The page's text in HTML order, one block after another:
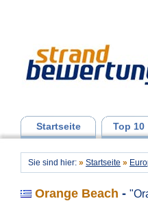
Startseite Top 10
Sie sind hier: » Startseite »
Orange Beach -